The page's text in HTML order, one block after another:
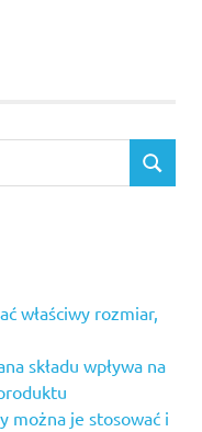
właściwy rozmiar,
składu wpływa na
można je stosować i